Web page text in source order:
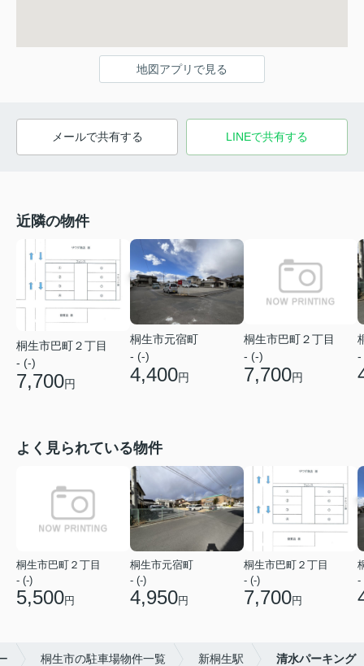
地図アプリで見る
メールで共有する LINEで共有する
近隣の物件
桐生市巴町２丁目
- (-)
7,700円
桐生市元宿町
- (-)
4,400円
桐生市巴町２丁目
- (-)
7,700円
-
よく見られている物件
桐生市巴町２丁目
- (-)
5,500円
桐生市元宿町
- (-)
4,950円
桐生市巴町２丁目
- (-)
7,700円
-
桐生市の駐車場物件一覧 新桐生駅 清水パーキング